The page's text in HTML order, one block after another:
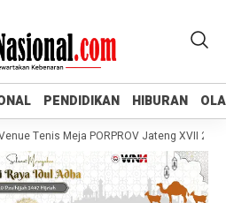
PENDIDIKAN HIBURAN
PENDIDIKAN HIBURAN
Meja PORPROV Jateng XVII 2026,